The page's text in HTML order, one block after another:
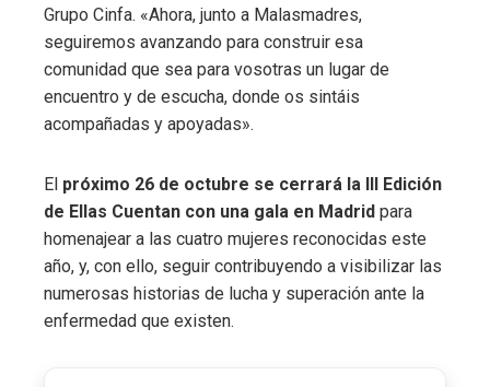
Grupo Cinfa. «Ahora, junto a Malasmadres,
seguiremos avanzando para construir esa
comunidad que sea para vosotras un lugar de
encuentro y de escucha, donde os sintáis
acompañadas y apoyadas».
El próximo 26 de octubre se cerrará la III Edición
de Ellas Cuentan con una gala en Madrid para
homenajear a las cuatro mujeres reconocidas este
año, y, con ello, seguir contribuyendo a visibilizar las
numerosas historias de lucha y superación ante la
enfermedad que existen.